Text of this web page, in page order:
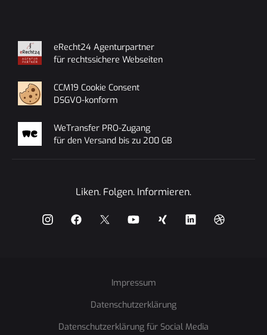
eRecht24 Agenturpartner
für rechtssichere Webseiten
CCM19 Cookie Consent
DSGVO-konform
WeTransfer PRO-Zugang
für den Versand bis zu 200 GB
Liken. Folgen. Informieren.
facebook
Xing
LinkedIn
Impressum
Datenschutzerklärung
Datenschutzerklärung für Social Media